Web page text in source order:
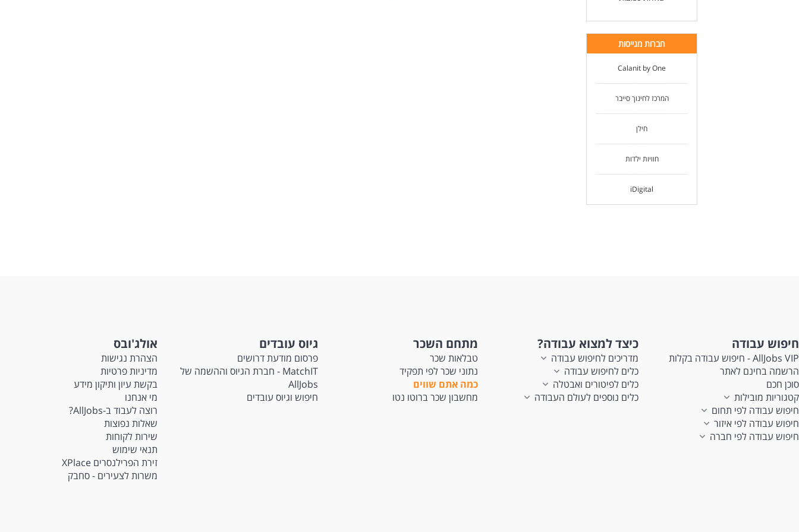
חברות מגייסות
Calanit by One
המרכז לחינוך סייבר
חילן
חוויות ילדות
iDigital
חיפוש עבודה
AllJobs VIP - חיפוש עבודה בקלות
הרשמה בחינם לאתר
סוכן חכם
קטגוריות מובילות
חיפוש עבודה לפי תחום
חיפוש עבודה לפי איזור
חיפוש עבודה לפי חברה
כיצד למצוא עבודה?
מדריכים לחיפוש עבודה
כלים לחיפוש עבודה
כלים לפיטורים ואבטלה
כלים נוספים לעולם העבודה
מתחם השכר
טבלאות שכר
נתוני שכר לפי תפקיד
כמה אתם שווים
מחשבון שכר ברוטו נטו
גיוס עובדים
פרסום מודעת דרושים
MatchIT - חברת הגיוס וההשמה של
AllJobs
חיפוש וגיוס עובדים
אולג'ובס
הצהרת נגישות
מדיניות פרטיות
בקשת עיון ותיקון מידע
מי אנחנו
רוצה לעבוד ב-AllJobs?
שאלות נפוצות
שירות לקוחות
תנאי שימוש
זירת הפרילנסרים XPlace
משרות לצעירים - סחבק